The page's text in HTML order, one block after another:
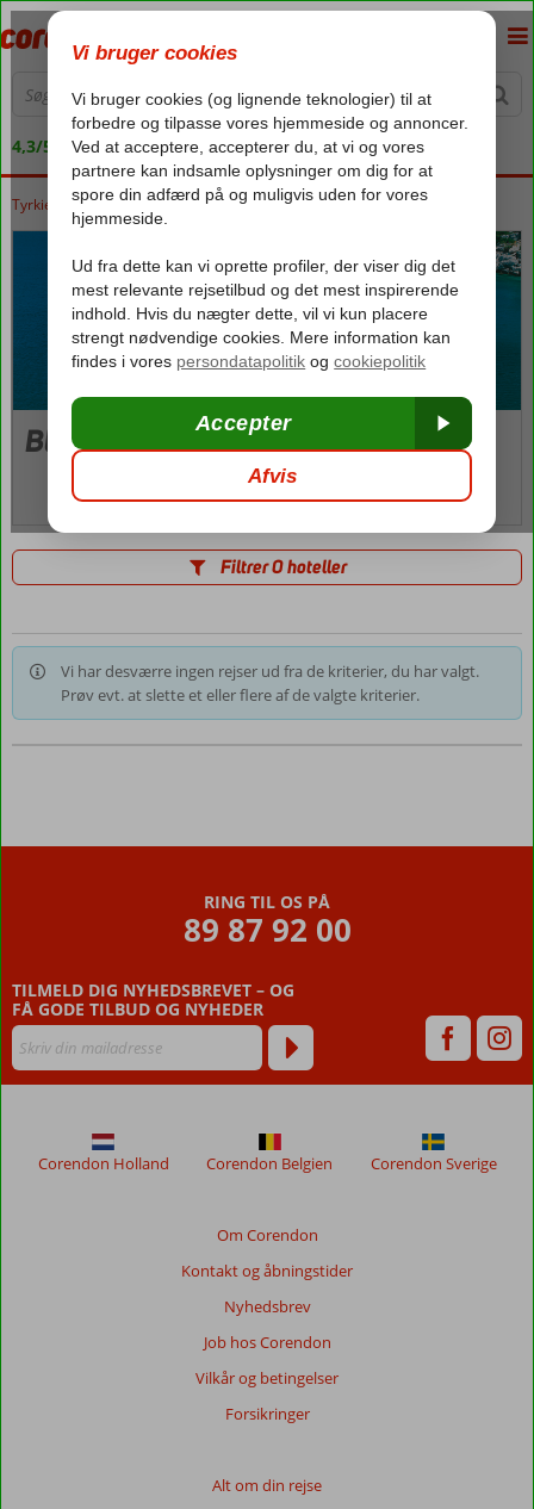
4,3/5 på Trustpilot
Forside
Tyrkiet Ægæiske kyst Blue Cruise Blue Cruise Bodrum
Blue Cruise Bodrum
Billeder og video
Filtrer 0 hoteller
Vi har desværre ingen rejser ud fra de kriterier, du har valgt.
Prøv evt. at slette et eller flere af de valgte kriterier.
RING TIL OS PÅ
89 87 92 00
TILMELD DIG NYHEDSBREVET – OG
FÅ GODE TILBUD OG NYHEDER
Om Corendon
Kontakt og åbningstider
Nyhedsbrev
Job hos Corendon
Vilkår og betingelser
Forsikringer
Alt om din rejse
Corendon Holland Corendon Belgien Corendon Sverige